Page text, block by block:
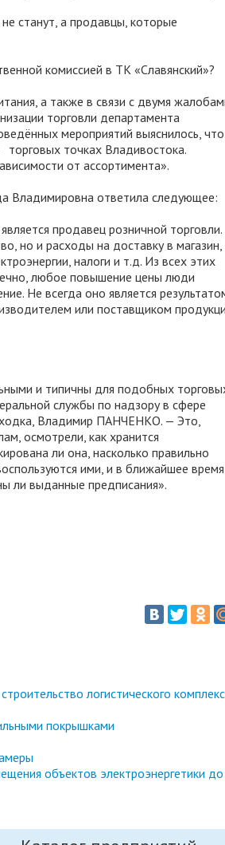
станут, а продавцы, которые
комиссией в ТК «Славянский»?
а также в связи с двумя
торговли департамента
мероприятий выяснилось, что
точках Владивостока.
от ассортимента».
Владимировна ответила следующее:
продавец розничной торговли.
но и расходы на доставку в магазин,
налоги и т.д. Из всех этих
любое повышение цены люди
Не всегда оно является
или поставщиком
и типичны для подобных
службы по надзору в сфере
Владимир ПАНЧЕНКО. — Это,
осмотрели, как хранится
ли она, насколько правильно
ими, и в ближайшее время
ли выданные предписания».
логистического
покрышками
объектов электроэнергетики до